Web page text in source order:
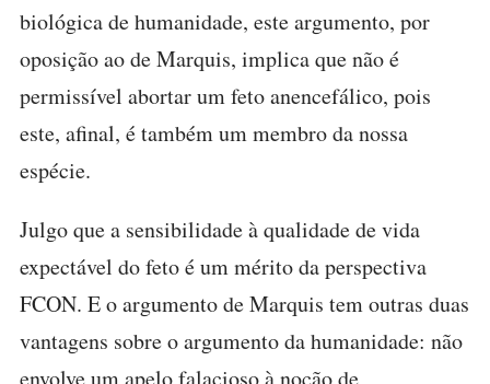
biológica de humanidade, este argumento, por
oposição ao de Marquis, implica que não é
permissível abortar um feto anencefálico, pois
este, afinal, é também um membro da nossa
espécie.
Julgo que a sensibilidade à qualidade de vida
expectável do feto é um mérito da perspectiva
FCON. E o argumento de Marquis tem outras duas
vantagens sobre o argumento da humanidade: não
envolve um apelo falacioso à noção de